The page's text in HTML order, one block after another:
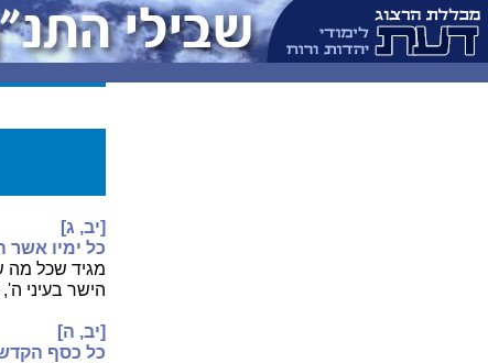
[יב, ג]
כל ימיו אשר
מגיד שכל מה
הישר בעיני
[יב, ה]
כל כסף